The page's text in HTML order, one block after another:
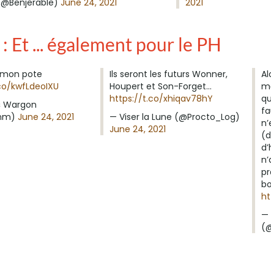
June 24, 2021
2021
Et ... également pour le PH
pote
kwfLdeoIXU
June 24, 2021
Ils seront les futurs Wonner,
Houpert et Son-Forget…
https://t.co/xhiqav78hY
— Viser la Lune (@Procto_Log)
June 24, 2021
—